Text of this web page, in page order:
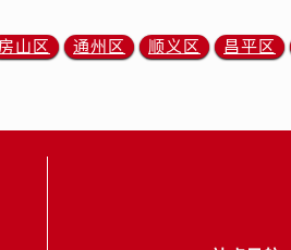
房山区 通州区 顺义区 昌平区